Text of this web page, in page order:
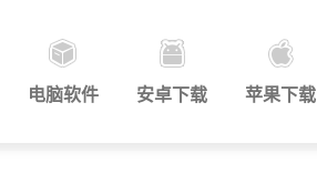
电脑软件 安卓下载 苹果下载